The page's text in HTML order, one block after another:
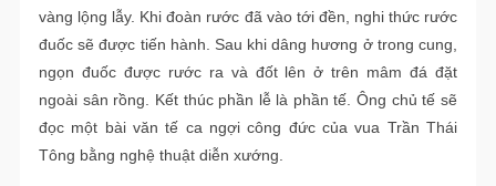
vàng lộng lẫy. Khi đoàn rước đã vào tới đền, nghi thức rước
đuốc sẽ được tiến hành. Sau khi dâng hương ở trong cung,
ngọn đuốc được rước ra và đốt lên ở trên mâm đá đặt
ngoài sân rồng. Kết thúc phần lễ là phần tế. Ông chủ tế sẽ
đọc một bài văn tế ca ngợi công đức của vua Trần Thái
Tông bằng nghệ thuật diễn xướng.